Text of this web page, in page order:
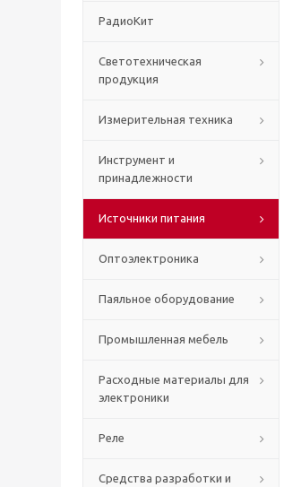
РадиоКит
Светотехническая
продукция
Измерительная техника
Инструмент и
принадлежности
Источники питания
Оптоэлектроника
Паяльное оборудование
Промышленная мебель
Расходные материалы для
электроники
Реле
Средства разработки и